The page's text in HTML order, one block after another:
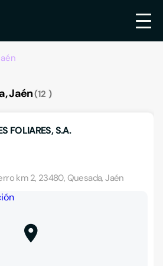
Jaén 12
FOLIARES, S.A.
km 2, 23480, Quesada, Jaén